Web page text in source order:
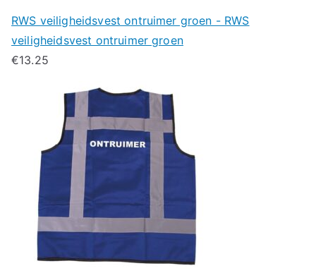
RWS veiligheidsvest ontruimer groen - RWS
veiligheidsvest ontruimer groen
€13.25